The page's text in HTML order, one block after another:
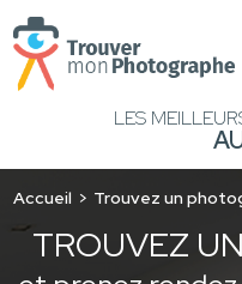
LES
Accueil Trouvez un
TROUVEZ